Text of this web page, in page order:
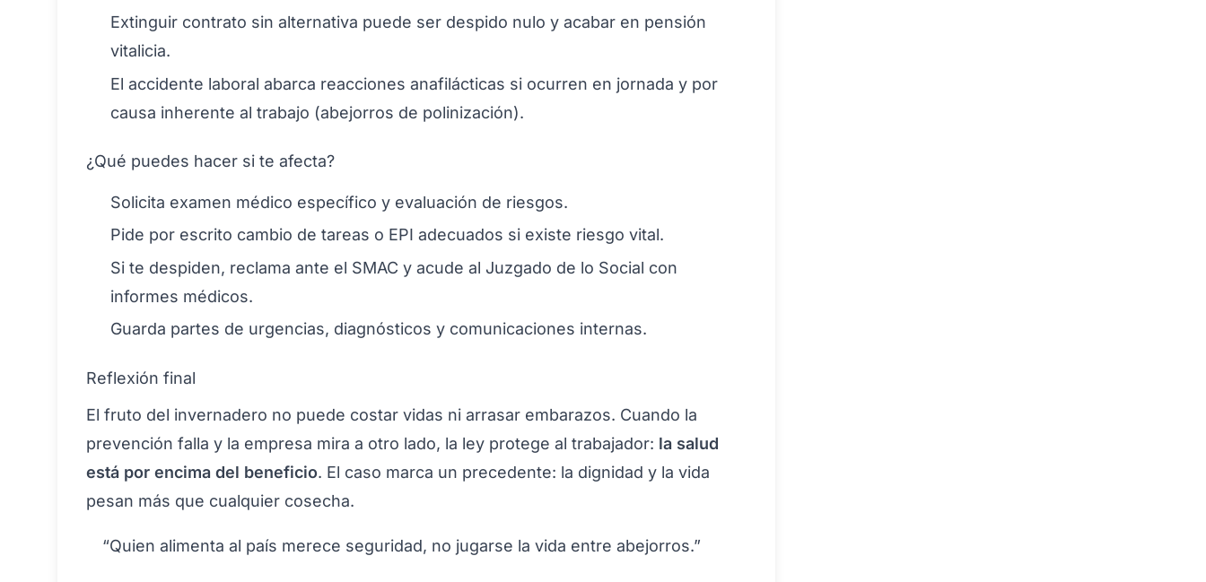
Extinguir contrato sin alternativa puede ser despido nulo y acabar en pensión
vitalicia.
El accidente laboral abarca reacciones anafilácticas si ocurren en jornada y por
causa inherente al trabajo (abejorros de polinización).
¿Qué puedes hacer si te afecta?
Solicita examen médico específico y evaluación de riesgos.
Pide por escrito cambio de tareas o EPI adecuados si existe riesgo vital.
Si te despiden, reclama ante el SMAC y acude al Juzgado de lo Social con
informes médicos.
Guarda partes de urgencias, diagnósticos y comunicaciones internas.
Reflexión final
El fruto del invernadero no puede costar vidas ni arrasar embarazos. Cuando la
prevención falla y la empresa mira a otro lado, la ley protege al trabajador: la salud
está por encima del beneficio. El caso marca un precedente: la dignidad y la vida
pesan más que cualquier cosecha.
“Quien alimenta al país merece seguridad, no jugarse la vida entre abejorros.”